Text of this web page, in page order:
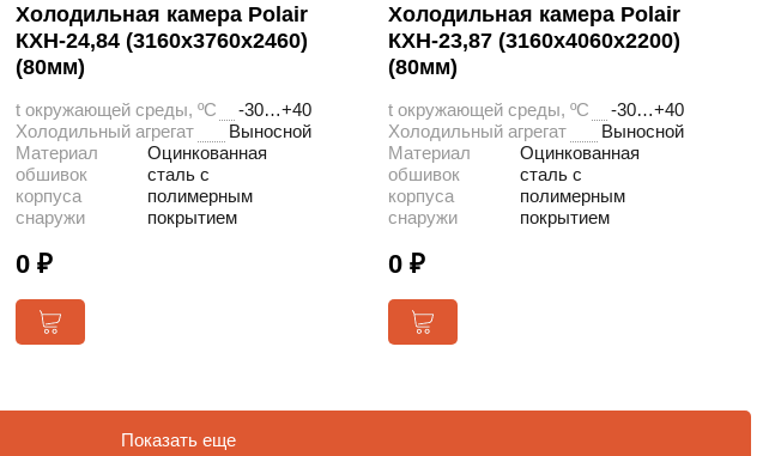
Холодильная камера Polair
КХН-24,84 (3160х3760х2460)
(80мм)
t окружающей среды, ºС
-30…+40
Холодильный агрегат
Выносной
Материал
обшивок
корпуса
снаружи
Оцинкованная
сталь с
полимерным
покрытием
0 ₽
Холодильная камера Polair
КХН-23,87 (3160х4060х2200)
(80мм)
t окружающей среды, ºС
-30…+40
Холодильный агрегат
Выносной
Материал
обшивок
корпуса
снаружи
Оцинкованная
сталь с
полимерным
покрытием
0 ₽
Показать еще